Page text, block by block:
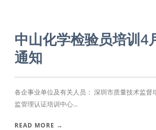
中山化学检验员培训4
通知
各企事业单位及有关人员： 深圳市质量技术监督
监管理认证培训中心...
READ MORE →